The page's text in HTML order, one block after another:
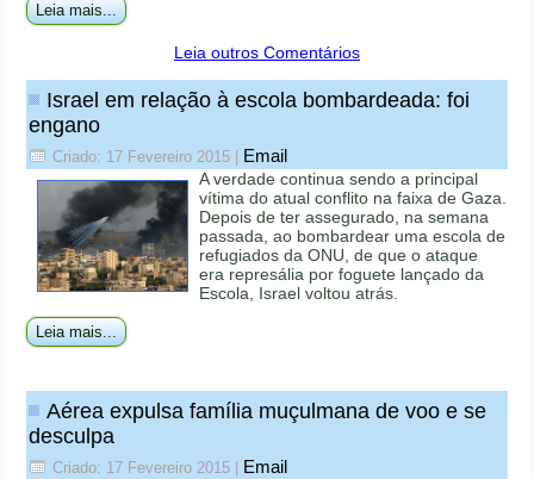
Leia mais...
Leia outros Comentários
Israel em relação à escola bombardeada: foi
engano
Criado: 17 Fevereiro 2015 Email
A verdade continua sendo a principal
vítima do atual conflito na faixa de Gaza.
Depois de ter assegurado, na semana
passada, ao bombardear uma escola de
refugiados da ONU, de que o ataque
era represália por foguete lançado da
Escola, Israel voltou atrás.
Leia mais...
Aérea expulsa família muçulmana de voo e se
desculpa
Criado: 17 Fevereiro 2015 Email